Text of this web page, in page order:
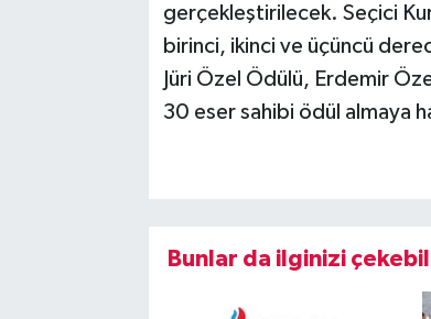
gerçekleştirilecek. Seçici
birinci, ikinci ve üçüncü
Jüri Özel Ödülü, Erdemir
30 eser sahibi ödül almaya
Bunlar da ilginizi